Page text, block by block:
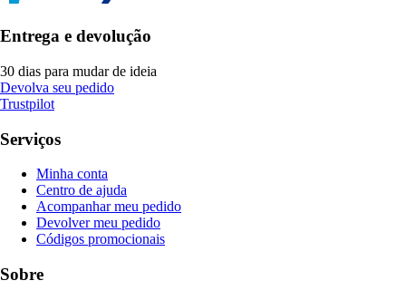
Entrega e devolução
30 dias para mudar de ideia
Devolva seu pedido
Trustpilot
Serviços
Minha conta
Centro de ajuda
Acompanhar meu pedido
Devolver meu pedido
Códigos promocionais
Sobre